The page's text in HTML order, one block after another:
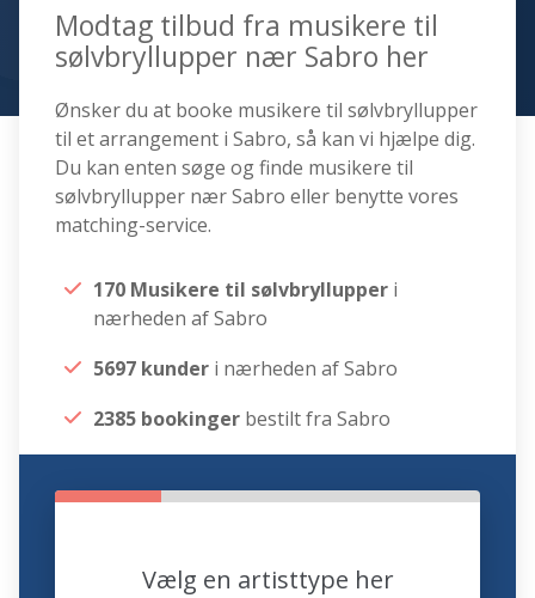
Modtag tilbud fra musikere til
sølvbryllupper nær Sabro her
Ønsker du at booke musikere til sølvbryllupper
til et arrangement i Sabro, så kan vi hjælpe dig.
Du kan enten søge og finde musikere til
sølvbryllupper nær Sabro eller benytte vores
matching-service.
170 Musikere til sølvbryllupper i
nærheden af Sabro
5697 kunder i nærheden af Sabro
2385 bookinger bestilt fra Sabro
Vælg en artisttype her